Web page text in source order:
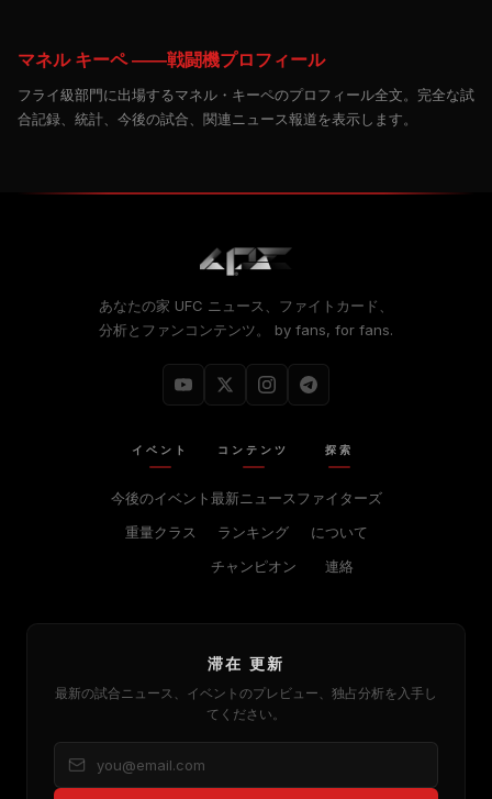
マネル キーペ ――戦闘機プロフィール
フライ級部門に出場するマネル・キーペのプロフィール全文。完全な試
合記録、統計、今後の試合、関連ニュース報道を表示します。
あなたの家 UFC ニュース、ファイトカード、
分析とファンコンテンツ。 by fans, for fans.
イベント
今後のイベント
重量クラス
コンテンツ
最新ニュース
ランキング
チャンピオン
探索
ファイターズ
について
連絡
滞在 更新
最新の試合ニュース、イベントのプレビュー、独占分析を入手し
てください。